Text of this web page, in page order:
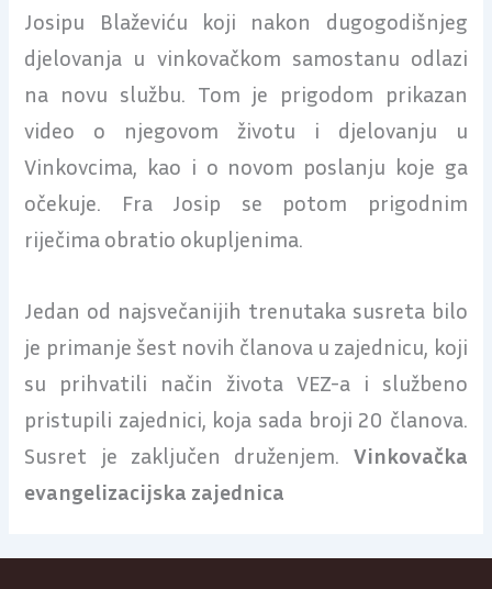
Josipu Blaževiću koji nakon dugogodišnjeg
djelovanja u vinkovačkom samostanu odlazi
na novu službu. Tom je prigodom prikazan
video o njegovom životu i djelovanju u
Vinkovcima, kao i o novom poslanju koje ga
očekuje. Fra Josip se potom prigodnim
riječima obratio okupljenima.
Jedan od najsvečanijih trenutaka susreta bilo
je primanje šest novih članova u zajednicu, koji
su prihvatili način života VEZ-a i službeno
pristupili zajednici, koja sada broji 20 članova.
Susret je zaključen druženjem. Vinkovačka
evangelizacijska zajednica